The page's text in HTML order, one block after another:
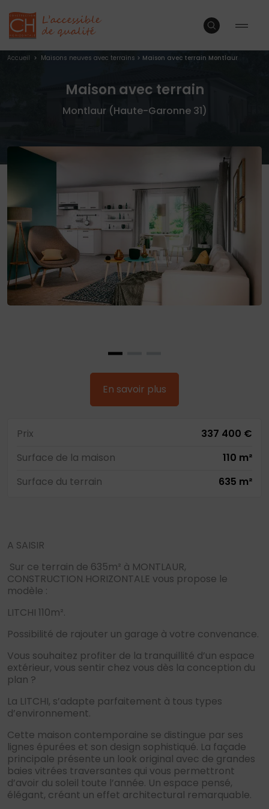
Accueil > Maisons neuves avec terrains > Maison avec terrain Montlaur
Maison avec terrain
Montlaur (Haute-Garonne 31)
En savoir plus
Prix
337 400 €
Surface de la maison
110 m²
Surface du terrain
635 m²
A SAISIR
Sur ce terrain de 635m² à MONTLAUR,
CONSTRUCTION HORIZONTALE vous propose le
modèle :
LITCHI 110m².
Possibilité de rajouter un garage à votre convenance.
Vous souhaitez profiter de la tranquillité d’un espace
extérieur, vous sentir chez vous dès la conception du
plan ?
La LITCHI, s’adapte parfaitement à tous types
d’environnement.
Cette maison contemporaine se distingue par ses
lignes épurées et son design sophistiqué. La façade
principale présente un look original avec de grandes
baies vitrées traversantes qui vous permettront
d’avoir du soleil toute l’année. Un espace pensé,
élégant, créant un effet architectural remarquable.